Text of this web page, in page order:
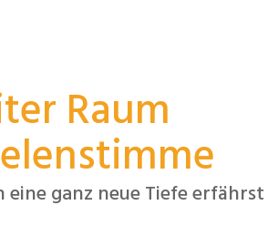
Raum
ganz neue Tiefe erfährst